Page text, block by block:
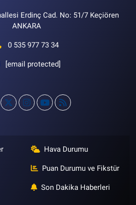
Erdinç Cad. No: 51/7 Keçiören
ANKARA
0 535 977 73 34
[email protected]
Hava Durumu
Puan Durumu ve Fikstür
Son Dakika Haberleri